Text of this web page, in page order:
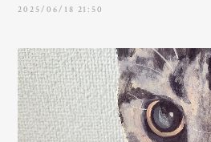
2025/06/18 21:50